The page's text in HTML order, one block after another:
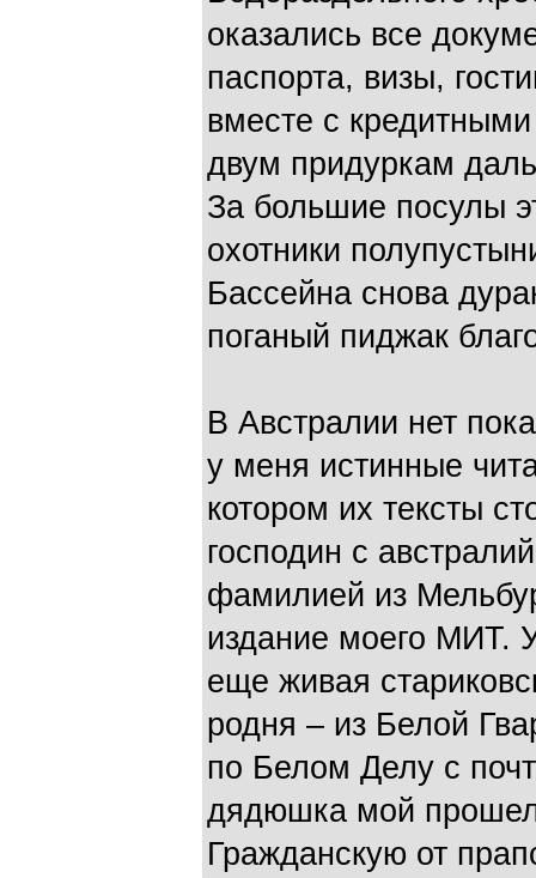
оказались все
паспорта, визы,
вместе с
двум придуркам
За большие посулы
охотники
Бассейна снова
поганый пиджак
В Австралии нет
у меня истинные
котором их тексты
господин с
фамилией из
издание моего МИТ.
еще живая
родня – из Белой
по Белом Делу с
дядюшка мой
Гражданскую от